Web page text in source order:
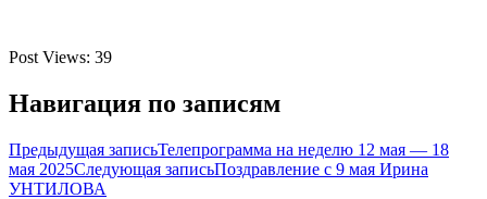
Post Views: 39
Навигация по записям
Предыдущая записьТелепрограмма на неделю 12 мая — 18
мая 2025Следующая записьПоздравление с 9 мая Ирина
УНТИЛОВА